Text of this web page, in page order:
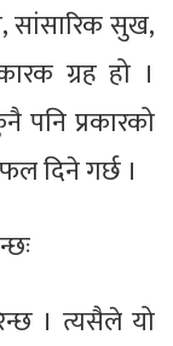
सांसारिक सुख,
ग्रह हो ।
पनि प्रकारको
दिने गर्छ ।
। त्यसैले यो